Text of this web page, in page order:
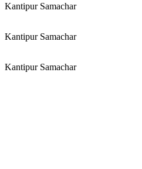
Kantipur Samachar
Kantipur Samachar
Kantipur Samachar